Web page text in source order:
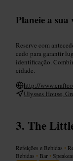
Planeie a sua
Reserve com
cedo para garantir
identificação.
cidade.
http://
Ulysses House,
The
Refeições e Bebidas •
Bebidas • Bar •